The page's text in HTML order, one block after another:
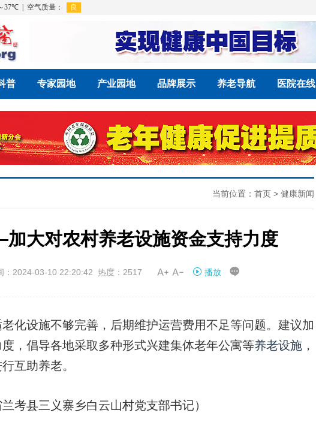
普 专家园地 产业园地 品牌展示 养老导航 医院在线
当前位置： 首页 > 健康新闻
大对农村养老设施资金支持力度
2024-03-10 22:20:42 热度：2517  播放 
设施不够完善，后期维护运营费用不足等问题。建议加
，倡导各地采取多种形式兴建集体老年公寓等养老设施 ，
互助养老。
县三义寨乡白云山村党支部书记）